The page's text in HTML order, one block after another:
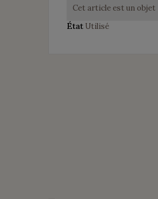
Cet article est un objet
État Utilisé